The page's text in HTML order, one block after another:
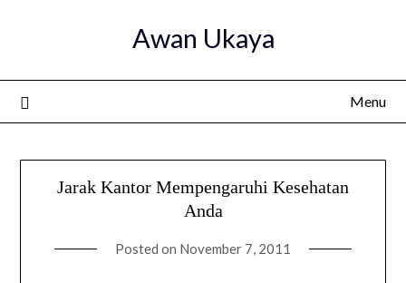
Awan Ukaya
Menu
Jarak Kantor Mempengaruhi Kesehatan
Anda
Posted on November 7, 2011